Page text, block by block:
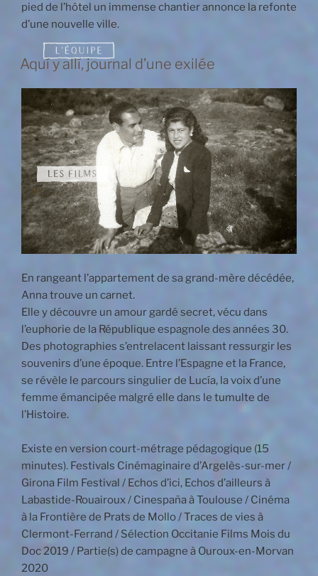
pied de l’hôtel un immense chantier annonce la refonte
d’une nouvelle ville.
Aquí y allí, journal d’une exilée
En rangeant l’appartement de sa grand-mère décédée,
Anna trouve un carnet.
Elle y découvre un amour gardé secret, vécu dans
l’euphorie de la République espagnole des années 30.
Des photographies s’entrelacent laissant ressurgir les
souvenirs d’une époque. Entre l’Espagne et la France,
se révèle le parcours singulier de Lucía, la voix d’une
femme émancipée malgré elle dans le tumulte de
l’Histoire.
Existe en version court-métrage pédagogique (15
minutes). Festivals Cinémaginaire d’Argelès-sur-mer /
Girona Film Festival / Echos d’ici, Echos d’ailleurs à
Labastide-Rouairoux / Cinespaña à Toulouse / Cinéma
à la Frontière de Prats de Mollo / Traces de vies à
Clermont-Ferrand / Sélection Occitanie Films Mois du
Doc 2019 / Partie(s) de campagne à Ouroux-en-Morvan
2020